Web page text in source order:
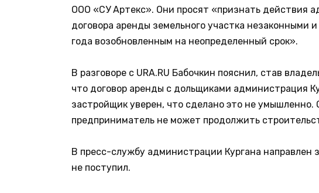
ООО «СУ Артекс». Они просят «признать действия
договора аренды земельного участка незаконными
года возобновленным на неопределенный срок».
В разговоре с URA.RU Бабочкин пояснил, став
что договор аренды с дольщиками администрация
застройщик уверен, что сделано это не умышленно.
предприниматель не может продолжить
В пресс-службу администрации Кургана направлен
не поступил.